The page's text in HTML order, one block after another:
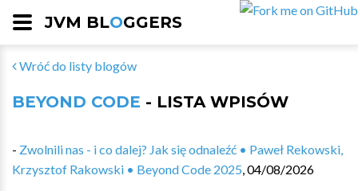
JVM BLOGGERS
Wróć do listy blogów
BEYOND CODE - LISTA WPISÓW
- Zwolnili nas - i co dalej? Jak się odnaleźć • Paweł Rekowski,
Krzysztof Rakowski • Beyond Code 2025,04/08/2026